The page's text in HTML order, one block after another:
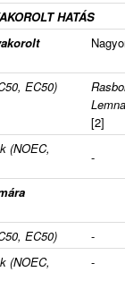
HATÁS
EC50)
[2]
(NOEC,
-
EC50)
-
(NOEC,
-